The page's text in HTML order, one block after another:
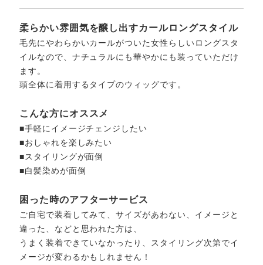
柔らかい雰囲気を醸し出すカールロングスタイル
毛先にやわらかいカールがついた女性らしいロングスタ
イルなので、ナチュラルにも華やかにも装っていただけ
ます。
頭全体に着用するタイプのウィッグです。
こんな方にオススメ
■手軽にイメージチェンジしたい
■おしゃれを楽しみたい
■スタイリングが面倒
■白髪染めが面倒
困った時のアフターサービス
ご自宅で装着してみて、サイズがあわない、イメージと
違った、などと思われた方は、
うまく装着できていなかったり、スタイリング次第でイ
メージが変わるかもしれません！